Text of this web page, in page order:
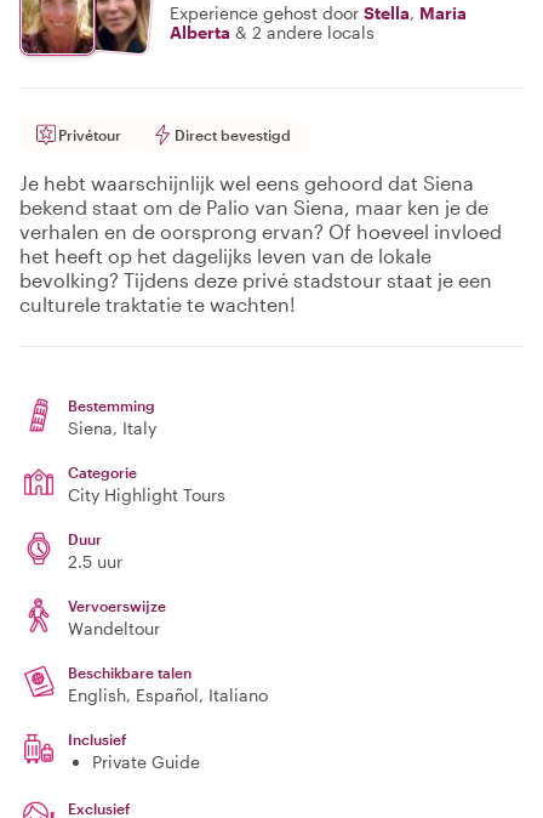
Experience gehost door Stella, Maria
Alberta & 2 andere locals
Privétour Direct bevestigd
Je hebt waarschijnlijk wel eens gehoord dat Siena
bekend staat om de Palio van Siena, maar ken je de
verhalen en de oorsprong ervan? Of hoeveel invloed
het heeft op het dagelijks leven van de lokale
bevolking? Tijdens deze privé stadstour staat je een
culturele traktatie te wachten!
Bestemming
Siena, Italy
Categorie
City Highlight Tours
Duur
2.5 uur
Vervoerswijze
Wandeltour
Beschikbare talen
English, Español, Italiano
Inclusief
Private Guide
Exclusief